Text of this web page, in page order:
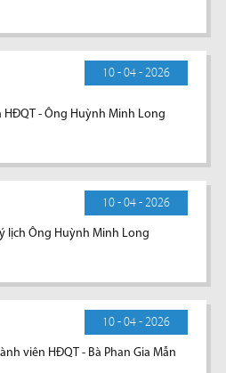
10 - 04 - 2026
- Ông Huỳnh Minh Long
10 - 04 - 2026
lịch Ông Huỳnh Minh Long
10 - 04 - 2026
viên HĐQT - Bà Phan Gia Mẫn